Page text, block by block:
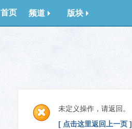
首页 频道 版块
未定义操作，请返回。
[ 点击这里返回上一页 ]